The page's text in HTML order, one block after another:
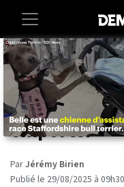
Accueil Societe Insolite
Elle
dans son
emporter
ParJérémy Birien
Publié le 29/08/2025 à 09h30